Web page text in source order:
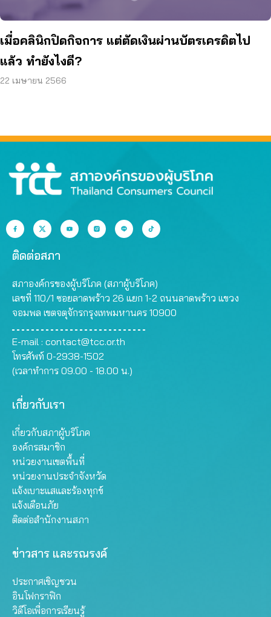
เมื่อคลินิกปิดกิจการ แต่ตัดเงินผ่านบัตรเครดิตไป
แล้ว ทำยังไงดี?
22 เมษายน 2566
ติดต่อสภา
สภาองค์กรของผู้บริโภค (สภาผู้บริโภค)
เลขที่ 110/1 ซอยลาดพร้าว 26 แยก 1-2 ถนนลาดพร้าว แขวง
จอมพล เขตจตุจักรกรุงเทพมหานคร 10900
E-mail : contact@tcc.or.th
โทรศัพท์ 0-2938-1502
(เวลาทำการ 09.00 - 18.00 น.)
เกี่ยวกับเรา
เกี่ยวกับสภาผู้บริโภค
องค์กรสมาชิก
หน่วยงานเขตพื้นที่
หน่วยงานประจำจังหวัด
แจ้งเบาะแสและร้องทุกข์
แจ้งเตือนภัย
ติดต่อสำนักงานสภา
ข่าวสาร และรณรงค์
ประกาศเชิญชวน
อินโฟกราฟิก
วิดีโอเพื่อการเรียนรู้